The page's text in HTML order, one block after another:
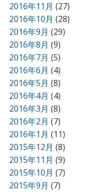
2016年11月 (27)
2016年10月 (28)
2016年9月 (29)
2016年8月 (9)
2016年7月 (5)
2016年6月 (4)
2016年5月 (8)
2016年4月 (4)
2016年3月 (8)
2016年2月 (7)
2016年1月 (11)
2015年12月 (8)
2015年11月 (9)
2015年10月 (7)
2015年9月 (7)